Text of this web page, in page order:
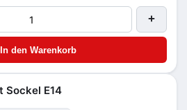
+
In den Warenkorb
Sockel E14